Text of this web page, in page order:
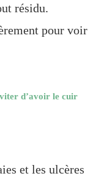
résidu.
pour voir
d’avoir le cuir
et les ulcères